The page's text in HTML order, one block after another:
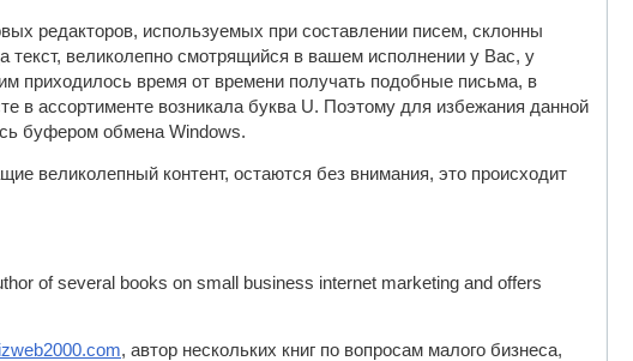
редакторов, используемых при составлении писем, склонны
текст, великолепно смотрящийся в вашем исполнении у Вас, у
приходилось время от времени получать подобные письма, в
в ассортименте возникала буква U. Поэтому для избежания данной
буфером обмена Windows.
великолепный контент, остаются без внимания, это происходит
of several books on small business internet marketing and offers
, автор нескольких книг по вопросам малого бизнеса,